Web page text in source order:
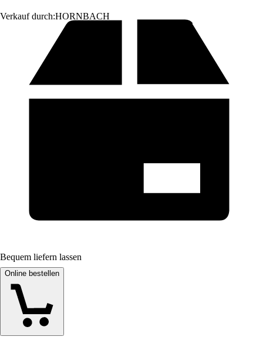
Verkauf durch:HORNBACH
Bequem liefern lassen
Online bestellen